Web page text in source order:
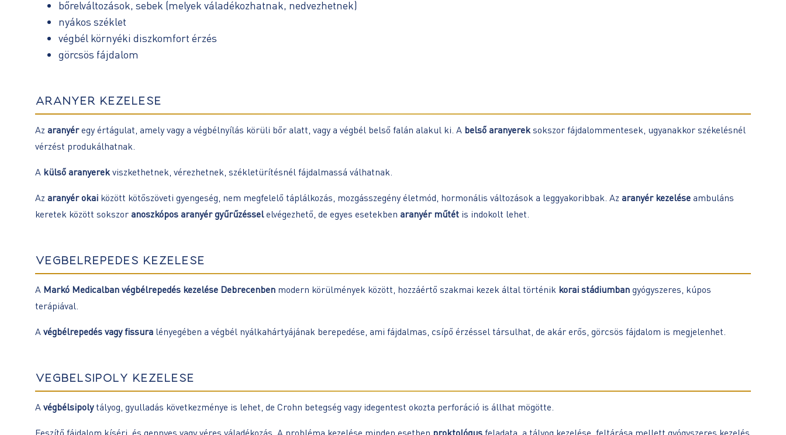
bőrelváltozások, sebek (melyek váladékozhatnak, nedvezhetnek)
nyákos széklet
végbél környéki diszkomfort érzés
görcsös fájdalom
ARANYÉR KEZELÉSE
Az aranyéregy értágulat, amely vagy a végbélnyílás körüli bőr alatt, vagy a végbél belső falán alakul ki. A belső aranyerek sokszor fájdalommentesek, ugyanakkor székelésnél
vérzést produkálhatnak.
A külső aranyerek viszkethetnek, vérezhetnek, székletürítésnél fájdalmassá válhatnak.
Az aranyér okai között kötőszöveti gyengeség, nem megfelelő táplálkozás, mozgásszegény életmód, hormonális változások a leggyakoribbak. Az aranyér kezelése ambuláns
keretek között sokszor anoszkópos aranyér gyűrűzésselelvégezhető, de egyes esetekben aranyér műtét is indokolt lehet.
VÉGBÉLREPEDÉS KEZELÉSE
A Markó Medicalban végbélrepedés kezelése Debrecenben modern körülmények között, hozzáértő szakmai kezek által történik korai stádiumban gyógyszeres, kúpos
terápiával.
A végbélrepedés vagy fissura lényegében a végbél nyálkahártyájának berepedése, ami fájdalmas, csípő érzéssel társulhat, de akár erős, görcsös fájdalom is megjelenhet.
VÉGBÉLSIPOLY KEZELÉSE
A végbélsipolytályog, gyulladás következménye is lehet, de Crohn betegség vagy idegentest okozta perforáció is állhat mögötte.
Feszítő fájdalom kíséri, és gennyes vagy véres váladékozás. A probléma kezelése minden esetben proktológus feladata, a tályog kezelése, feltárása mellett gyógyszeres kezelés